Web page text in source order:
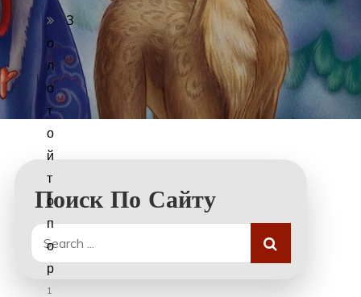
Поиск По Сайту
Search
for:
З
о
л
о
т
о
й
т
о
п
о
р
1